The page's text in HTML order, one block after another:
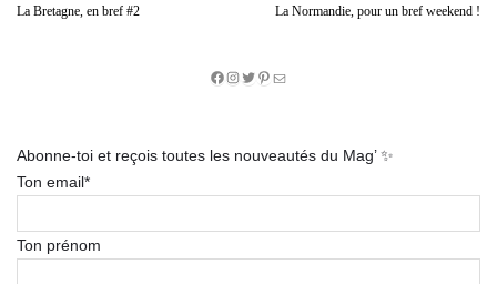
La Bretagne, en bref #2
La Normandie, pour un bref weekend !
Facebook
Instagram
Twitter
Pinterest
E-
Abonne-toi et reçois toutes les nouveautés du Mag’ ✨
Ton email*
Ton prénom